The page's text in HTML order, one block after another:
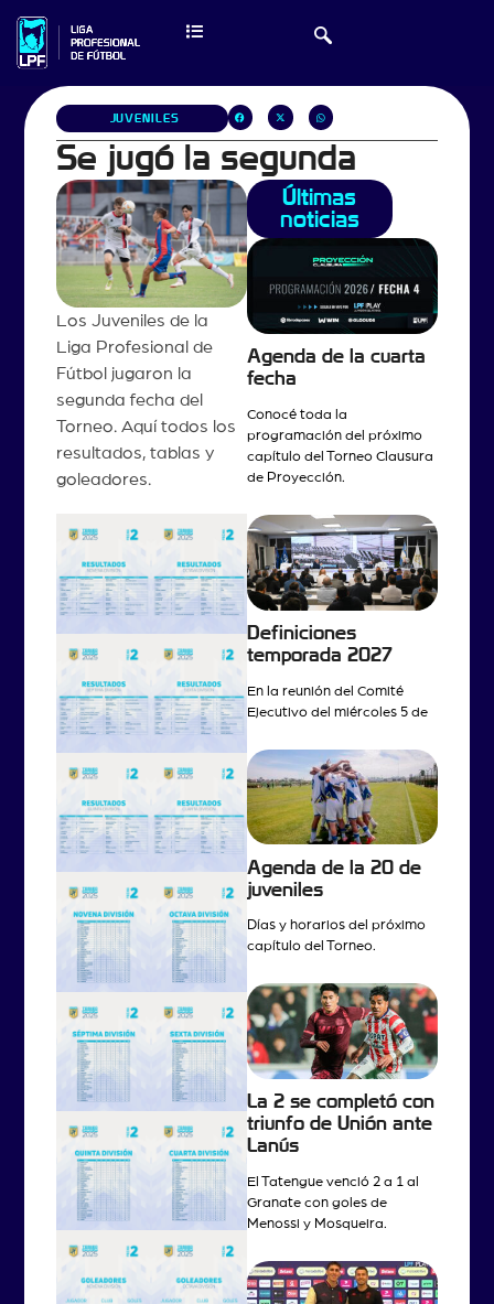
JUVENILES
Se jugó la segunda
Los Juveniles de la
Liga Profesional de
Fútbol jugaron la
segunda fecha del
Torneo. Aquí todos los
resultados, tablas y
goleadores.
Últimas
noticias
Agenda de la cuarta
fecha
Conocé toda la
programación del próximo
capítulo del Torneo Clausura
de Proyección.
Definiciones
temporada 2027
En la reunión del Comité
Ejecutivo del miércoles 5 de
Agenda de la 20 de
juveniles
Días y horarios del próximo
capítulo del Torneo.
La 2 se completó con
triunfo de Unión ante
Lanús
El Tatengue venció 2 a 1 al
Granate con goles de
Menossi y Mosqueira.